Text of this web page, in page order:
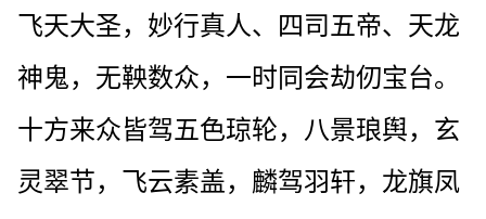
飞天大圣，妙行真人、四司五帝、天龙
神鬼，无鞅数众，一时同会劫仞宝台。
十方来众皆驾五色琼轮，八景琅舆，玄
灵翠节，飞云素盖，麟驾羽轩，龙旗凤